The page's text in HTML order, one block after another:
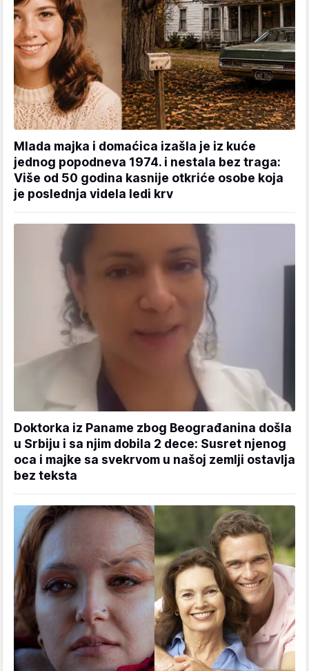
Mlada majka i domaćica izašla je iz kuće
jednog popodneva 1974. i nestala bez traga:
Više od 50 godina kasnije otkriće osobe koja
je poslednja videla ledi krv
Doktorka iz Paname zbog Beograđanina došla
u Srbiju i sa njim dobila 2 dece: Susret njenog
oca i majke sa svekrvom u našoj zemlji ostavlja
bez teksta